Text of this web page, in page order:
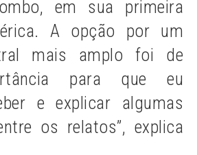
em sua primeira
A opção por um
mais amplo foi de
para que eu
e explicar algumas
os relatos”, explica